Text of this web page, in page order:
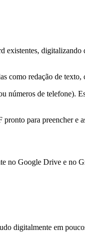
existentes,
como redação de texto,
de telefone).
para preencher e
no Google Drive e no
digitalmente em